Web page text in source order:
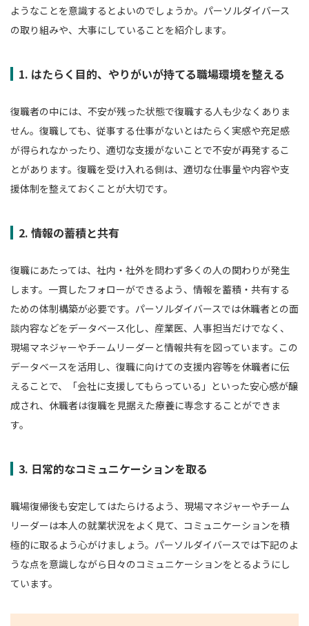
ようなことを意識するとよいのでしょうか。パーソルダイバース
の取り組みや、大事にしていることを紹介します。
1. はたらく目的、やりがいが持てる職場環境を整える
復職者の中には、不安が残った状態で復職する人も少なくありま
せん。復職しても、従事する仕事がないとはたらく実感や充足感
が得られなかったり、適切な支援がないことで不安が再発するこ
とがあります。復職を受け入れる側は、適切な仕事量や内容や支
援体制を整えておくことが大切です。
2. 情報の蓄積と共有
復職にあたっては、社内・社外を問わず多くの人の関わりが発生
します。一貫したフォローができるよう、情報を蓄積・共有する
ための体制構築が必要です。パーソルダイバースでは休職者との面
談内容などをデータベース化し、産業医、人事担当だけでなく、
現場マネジャーやチームリーダーと情報共有を図っています。この
データベースを活用し、復職に向けての支援内容等を休職者に伝
えることで、「会社に支援してもらっている」といった安心感が醸
成され、休職者は復職を見据えた療養に専念することができま
す。
3. 日常的なコミュニケーションを取る
職場復帰後も安定してはたらけるよう、現場マネジャーやチーム
リーダーは本人の就業状況をよく見て、コミュニケーションを積
極的に取るよう心がけましょう。パーソルダイバースでは下記のよ
うな点を意識しながら日々のコミュニケーションをとるようにし
ています。